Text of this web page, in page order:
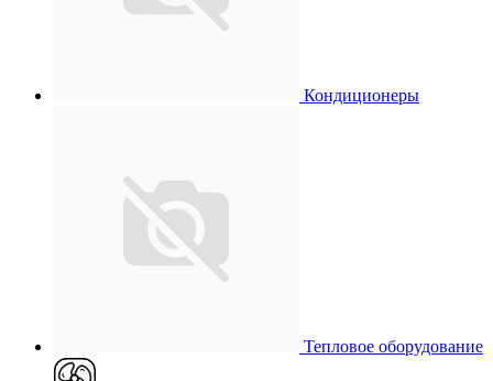
Кондиционеры
Тепловое оборудование